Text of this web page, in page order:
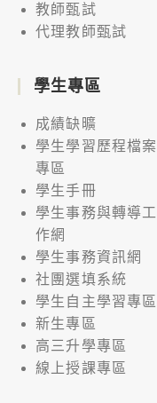
教師甄試
代理教師甄試
學生專區
成績缺曠
學生學習歷程檔案
專區
學生手冊
學生事務與轉導工
作網
學生事務資訊網
社團選填系統
學生自主學習專區
新生專區
高三升學專區
線上授課專區